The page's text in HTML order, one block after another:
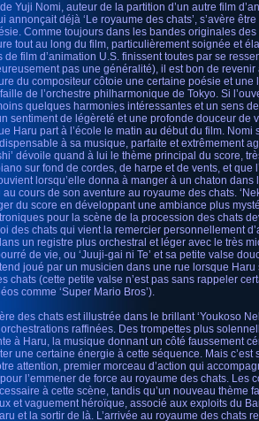
Yuji Nomi, auteur de la partition d’un autre film
annonçait déjà ‘Le royaume des chats’, s’avère
Comme toujours dans les bandes originales
tout au long du film, particulièrement soignée et
film d’animation U.S. finissent toutes par se
pas une généralité), il est bon de
du compositeur côtoie une certaine poésie et
de l’orchestre philharmonique de Tokyo. Si
quelques harmonies intéressantes et un sens
sentiment de légèreté et une profonde douceur de
Haru part à l’école le matin au début du film. Nomi
à sa musique, parfaite et extrêmement
dévoile quand à lui le thème principal du score,
sur fond de cordes, de harpe et de vents, et que
lorsqu’elle donna à manger à un chaton
cours de son aventure au royaume des chats.
du score en développant une ambiance plus
pour la scène de la procession des chats
des chats qui vient la remercier personnellement
un registre plus orchestral et léger avec le très
de vie, ou ‘Juuji-gai ni Te’ et sa petite valse
joué par un musicien dans une rue lorsque
chats (cette petite valse n’est pas sans rappeler
comme ‘Super Mario Bros’).
des chats est illustrée dans le brillant ‘Youkoso
raffinées. Des trompettes plus
à Haru, la musique donnant un côté faussement
une certaine énergie à cette séquence. Mais c’est
attention, premier morceau d’action qui
l’emmener de force au royaume des chats. Les
à cette scène, tandis qu’un nouveau thème
et vaguement héroïque, associé aux exploits du
et la sortir de là. L’arrivée au royaume des chats